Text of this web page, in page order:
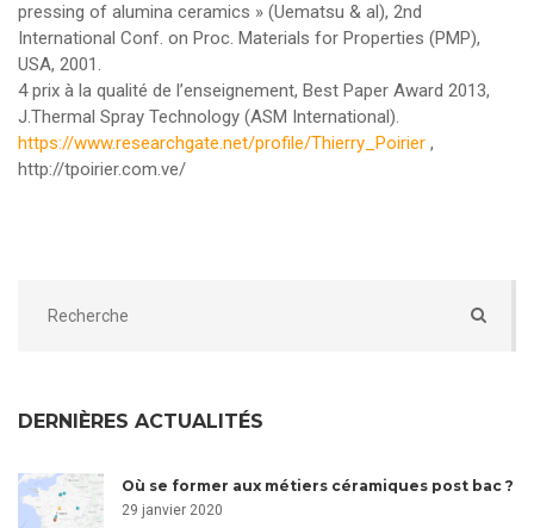
pressing of alumina ceramics » (Uematsu & al), 2nd
International Conf. on Proc. Materials for Properties (PMP),
USA, 2001.
4 prix à la qualité de l’enseignement, Best Paper Award 2013,
J.Thermal Spray Technology (ASM International).
https://www.researchgate.net/profile/Thierry_Poirier ,
http://tpoirier.com.ve/
DERNIÈRES ACTUALITÉS
Où se former aux métiers céramiques post bac ?
29 janvier 2020